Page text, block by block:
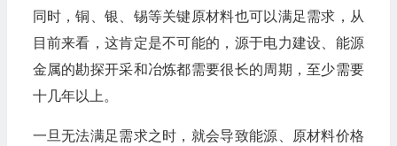
同时，铜、银、锡等关键原材料也可以满足需求，从
目前来看，这肯定是不可能的，源于电力建设、能源
金属的勘探开采和冶炼都需要很长的周期，至少需要
十几年以上。
一旦无法满足需求之时，就会导致能源、原材料价格